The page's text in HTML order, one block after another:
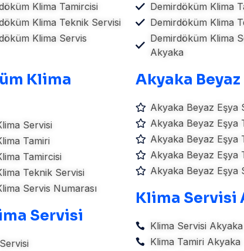
Klima Tamircisi
Klima Teknik Servisi
Klima Servis
Klima
Servisi
Tamiri
Tamircisi
Teknik Servisi
Servis Numarası
Servisi
Demirdöküm Klima
Demirdöküm Klima
Demirdöküm Klima
Akyaka
Akyaka
Akyaka Beyaz Eşya
Akyaka Beyaz Eşya
Akyaka Beyaz Eşya
Akyaka Beyaz Eşya
Akyaka Beyaz Eşya
Klima Servisi
Klima Servisi Akyaka
Klima Tamiri Akyaka